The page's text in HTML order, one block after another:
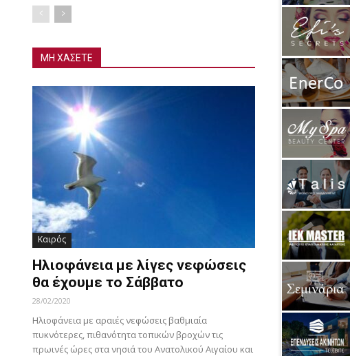
ΜΗ ΧΑΣΕΤΕ
Καιρός
Ηλιοφάνεια με λίγες νεφώσεις
θα έχουμε το Σάββατο
28/02/2020
Ηλιοφάνεια με αραιές νεφώσεις βαθμιαία
πυκνότερες, πιθανότητα τοπικών βροχών τις
πρωινές ώρες στα νησιά του Ανατολικού Αιγαίου και